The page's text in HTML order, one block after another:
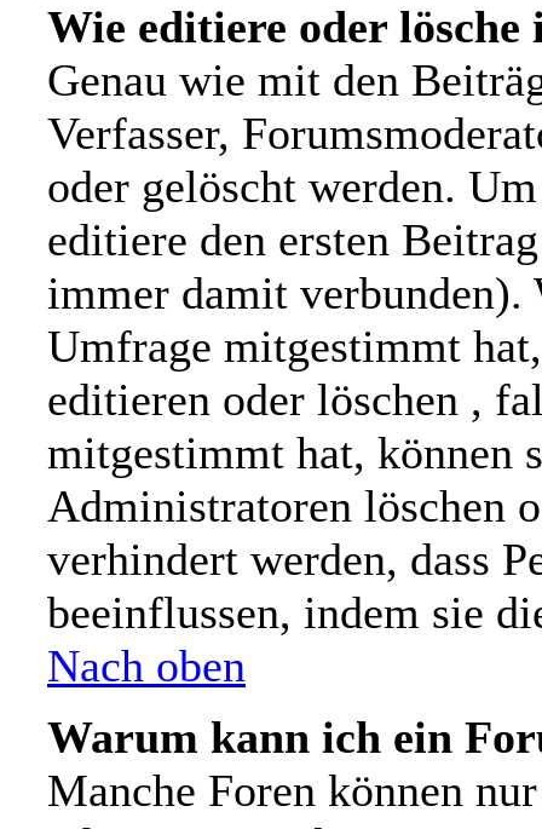
Wie editiere oder lösche
Genau wie mit den
Verfasser,
oder gelöscht werden.
editiere den ersten
immer damit verbunden).
Umfrage mitgestimmt
editieren oder löschen ,
mitgestimmt hat, können
Administratoren löschen
verhindert werden, dass
beeinflussen, indem sie
Nach oben
Warum kann ich ein
Manche Foren können